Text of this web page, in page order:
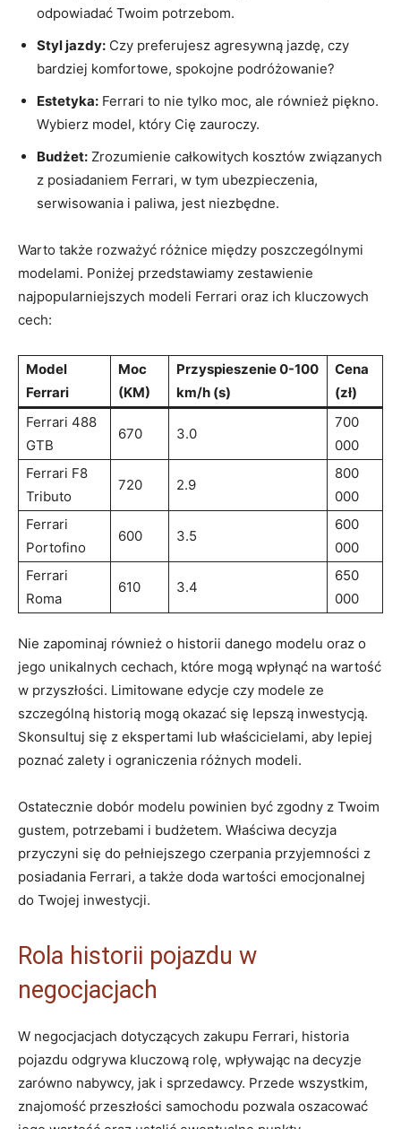
⁢odpowiadać Twoim potrzebom.
Styl jazdy: Czy preferujesz agresywną jazdę, czy
bardziej komfortowe, spokojne⁢ podróżowanie?
Estetyka: Ferrari to nie tylko moc, ale również‍ piękno.
Wybierz model, który Cię zauroczy.
Budżet: Zrozumienie⁢ całkowitych kosztów związanych
z posiadaniem Ferrari, w‍ tym ubezpieczenia,
serwisowania i​ paliwa, jest niezbędne.
Warto także rozważyć różnice⁤ między poszczególnymi
modelami. Poniżej przedstawiamy zestawienie
najpopularniejszych modeli Ferrari oraz ich kluczowych‍
cech:
Model
Ferrari
Moc
(KM)
Przyspieszenie ​0-100
km/h (s)
Cena
(zł)
Ferrari 488
GTB
670 3.0
700
000
Ferrari​ F8
Tributo
720 2.9
800
000
Ferrari
Portofino
600 3.5
600
000
Ferrari
Roma
610 3.4
650
000
Nie zapominaj również o historii danego modelu oraz o
jego‌ unikalnych cechach, które mogą wpłynąć na wartość
w przyszłości. Limitowane edycje czy modele ze​
szczególną historią mogą okazać‍ się lepszą inwestycją.‌
Skonsultuj się z ekspertami lub ‍właścicielami, aby lepiej
poznać zalety i ograniczenia różnych modeli.
Ostatecznie dobór modelu powinien być zgodny z ​Twoim
gustem, potrzebami ‍i budżetem.⁢ Właściwa decyzja
przyczyni się do pełniejszego czerpania przyjemności‌ z
‌posiadania Ferrari, a także doda wartości emocjonalnej
do Twojej ‍inwestycji.
Rola historii pojazdu ​w
⁢negocjacjach
W negocjacjach dotyczących‌ zakupu Ferrari,‌ historia
pojazdu odgrywa kluczową rolę, wpływając na⁢ decyzje
zarówno nabywcy, ‍jak i sprzedawcy. Przede wszystkim,
znajomość przeszłości samochodu pozwala oszacować‍